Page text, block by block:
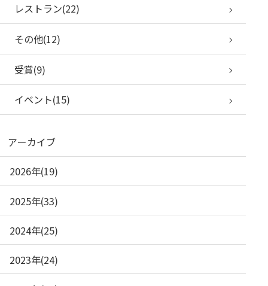
レストラン(22)
その他(12)
受賞(9)
イベント(15)
アーカイブ
2026年(19)
2025年(33)
2024年(25)
2023年(24)